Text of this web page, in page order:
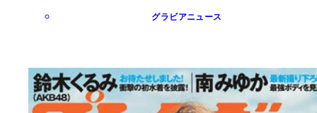
グラビアニュース